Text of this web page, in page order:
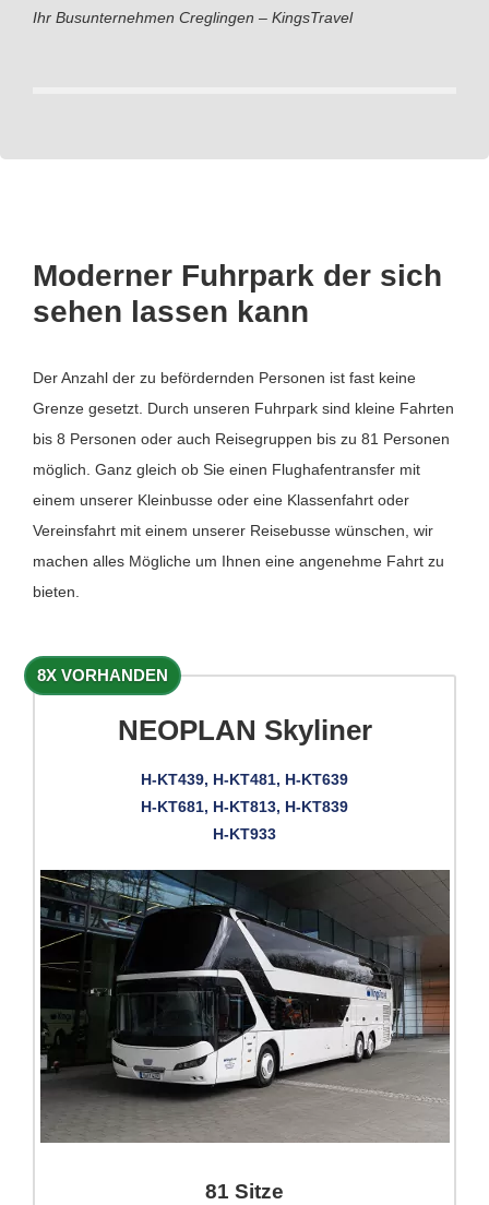
Ihr Busunternehmen Creglingen – KingsTravel
Moderner Fuhrpark der sich
sehen lassen kann
Der Anzahl der zu befördernden Personen ist fast keine
Grenze gesetzt. Durch unseren Fuhrpark sind kleine Fahrten
bis 8 Personen oder auch Reisegruppen bis zu 81 Personen
möglich. Ganz gleich ob Sie einen Flughafentransfer mit
einem unserer Kleinbusse oder eine Klassenfahrt oder
Vereinsfahrt mit einem unserer Reisebusse wünschen, wir
machen alles Mögliche um Ihnen eine angenehme Fahrt zu
bieten.
8X VORHANDEN
NEOPLAN Skyliner
H-KT439, H-KT481, H-KT639
H-KT681, H-KT813, H-KT839
H-KT933
81 Sitze